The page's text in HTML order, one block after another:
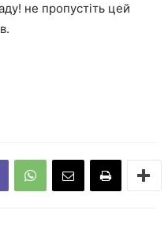
не пропустіть цей